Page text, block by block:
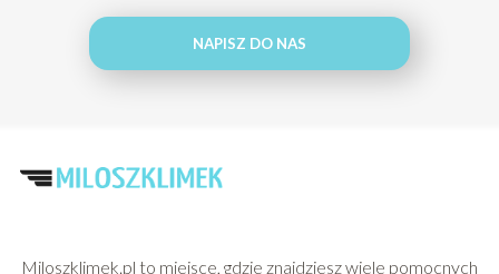
NAPISZ DO NAS
Miloszklimek.pl to miejsce, gdzie znajdziesz wiele pomocnych